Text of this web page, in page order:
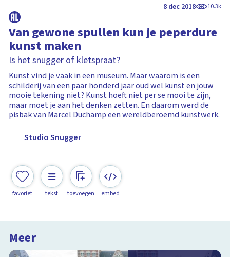
8 dec 2018 10.3k
Van gewone spullen kun je peperdure
kunst maken
Is het snugger of kletspraat?
Kunst vind je vaak in een museum. Maar waarom is een
schilderij van een paar honderd jaar oud wel kunst en jouw
mooie tekening niet? Kunst hoeft niet per se mooi te zijn,
maar moet je aan het denken zetten. En daarom werd de
pisbak van Marcel Duchamp een wereldberoemd kunstwerk.
Studio Snugger
favoriet tekst toevoegen embed
Meer